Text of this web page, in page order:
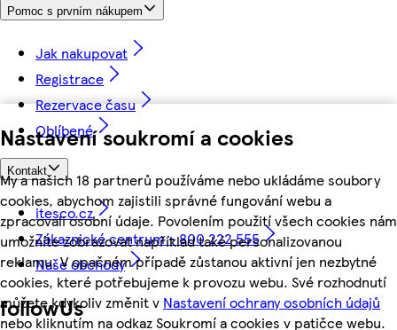
Nastavení soukromí a cookies
My a našich 18 partnerů používáme nebo ukládáme soubory
cookies, abychom zajistili správné fungování webu a
zpracovali osobní údaje. Povolením použití všech cookies nám
umožníte zobrazovat například také personalizovanou
reklamu. V opačném případě zůstanou aktivní jen nezbytné
cookies, které potřebujeme k provozu webu. Své rozhodnutí
můžete kdykoliv změnit v Nastavení ochrany osobních údajů
nebo kliknutím na odkaz Soukromí a cookies v patičce webu.
Pomoc s prvním nákupem
Jak nakupovat
Registrace
Rezervace času
Oblíbené
Kontakt
itesco.cz
Zákaznické centrum - 800 222 555
Naše obchody
followUs